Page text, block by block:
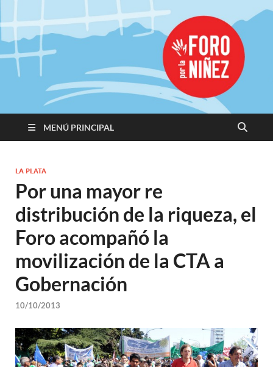
Promoviendo
Derechos,
Construimos
Igualdad
MENÚ PRINCIPAL
LA PLATA
Por una mayor re
distribución de la riqueza, el
Foro acompañó la
movilización de la CTA a
Gobernación
10/10/2013